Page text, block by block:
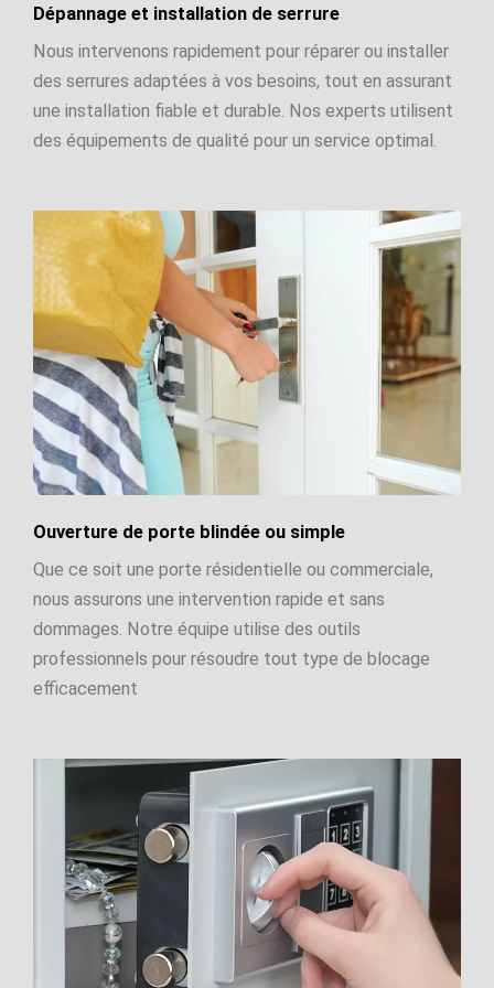
Dépannage et installation de serrure
Nous intervenons rapidement pour réparer ou installer
des serrures adaptées à vos besoins, tout en assurant
une installation fiable et durable. Nos experts utilisent
des équipements de qualité pour un service optimal.
Ouverture de porte blindée ou simple
Que ce soit une porte résidentielle ou commerciale,
nous assurons une intervention rapide et sans
dommages. Notre équipe utilise des outils
professionnels pour résoudre tout type de blocage
efficacement